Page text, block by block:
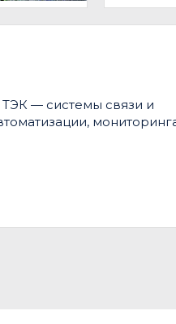
— системы связи и